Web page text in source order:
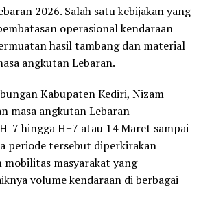
2026. Salah satu kebijakan yang
operasional kendaraan
hasil tambang dan material
angkutan Lebaran.
Kabupaten Kediri, Nizam
masa angkutan Lebaran
7 hingga H+7 atau 14 Maret sampai
periode tersebut diperkirakan
masyarakat yang
volume kendaraan di berbagai